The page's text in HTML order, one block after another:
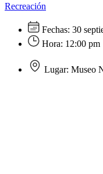
Recreación
Fechas: 30
Hora: 12:00 pm
Lugar: Museo